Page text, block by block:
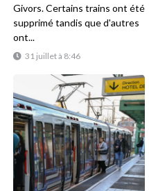
31 juillet à 8:46
Givors. Certains trains ont été
supprimé tandis que d'autres
ont...